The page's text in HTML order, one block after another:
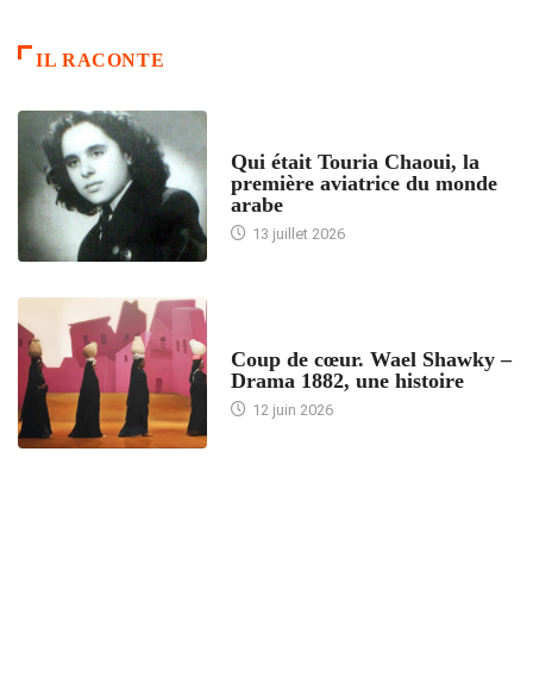
IL RACONTE
Qui était Touria Chaoui, la
première aviatrice du monde
arabe
13 juillet 2026
Coup de cœur. Wael Shawky –
Drama 1882, une histoire
12 juin 2026